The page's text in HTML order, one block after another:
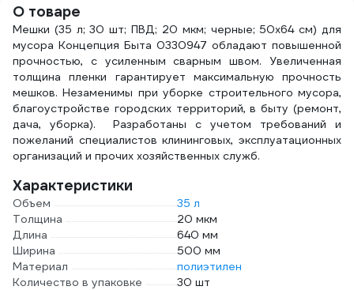
О товаре
Мешки (35 л; 30 шт; ПВД; 20 мкм; черные; 50х64 см) для
мусора Концепция Быта 0330947 обладают повышенной
прочностью, с усиленным сварным швом. Увеличенная
толщина пленки гарантирует максимальную прочность
мешков. Незаменимы при уборке строительного мусора,
благоустройстве городских территорий, в быту (ремонт,
дача, уборка). Разработаны с учетом требований и
пожеланий специалистов клининговых, эксплуатационных
организаций и прочих хозяйственных служб.
Характеристики
Объем
35 л
Толщина
20 мкм
Длина
640 мм
Ширина
500 мм
Материал
полиэтилен
Количество в упаковке
30 шт